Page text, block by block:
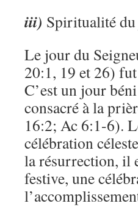
iii) Spiritualité
Le jour du
20:1, 19 et 26)
C’est un jour
consacré à la
16:2; Ac 6:1-6).
célébration
la résurrection, il
festive, une